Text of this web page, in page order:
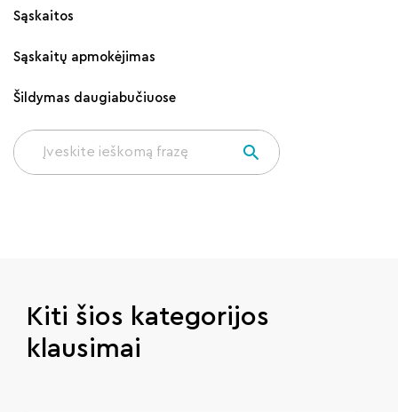
Sąskaitos
Sąskaitų apmokėjimas
Šildymas daugiabučiuose
Kiti šios kategorijos
klausimai